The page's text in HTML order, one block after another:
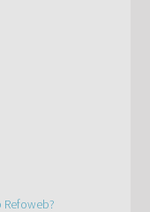
Refoweb?